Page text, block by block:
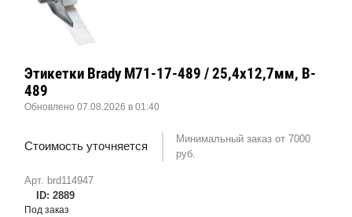
Арт. brd114947
ID: 2889
Этикетки Brady M71-17-489 / 25,4x12,7мм, B-
489
Обновлено 07.08.2026 в 01:40
Стоимость уточняется
Минимальный заказ от 7000
руб.
Под заказ